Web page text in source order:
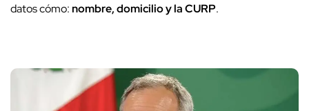
datos cómo:nombre, domicilio y la CURP.